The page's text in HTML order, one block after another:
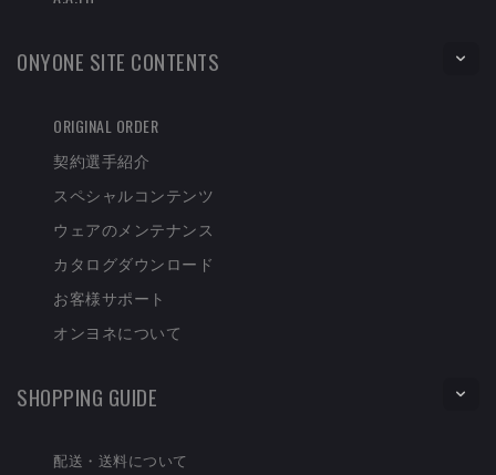
ONYONE SITE CONTENTS
ORIGINAL ORDER
契約選手紹介
スペシャルコンテンツ
ウェアのメンテナンス
カタログダウンロード
お客様サポート
オンヨネについて
SHOPPING GUIDE
配送・送料について